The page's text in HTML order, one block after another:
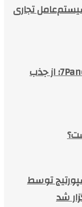
تجاری
خدمات شبکه‌های اجتماعی 7Panel؛ از جذب
توسط
شد